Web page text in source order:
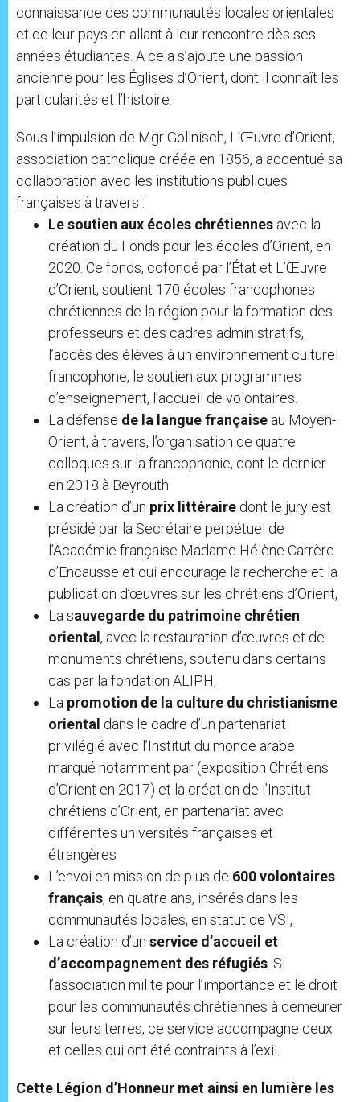
connaissance des communautés locales orientales
et de leur pays en allant à leur rencontre dès ses
années étudiantes. A cela s’ajoute une passion
ancienne pour les Églises d’Orient, dont il connaît les
particularités et l’histoire.
Sous l’impulsion de Mgr Gollnisch, L’Œuvre d’Orient,
association catholique créée en 1856, a accentué sa
collaboration avec les institutions publiques
françaises à travers :
Le soutien aux écoles chrétiennes avec la
création du Fonds pour les écoles d’Orient, en
2020. Ce fonds, cofondé par l’État et L’Œuvre
d’Orient, soutient 170 écoles francophones
chrétiennes de la région pour la formation des
professeurs et des cadres administratifs,
l’accès des élèves à un environnement culturel
francophone, le soutien aux programmes
d’enseignement, l’accueil de volontaires.
La défense de la langue française au Moyen-
Orient, à travers, l’organisation de quatre
colloques sur la francophonie, dont le dernier
en 2018 à Beyrouth
La création d’un prix littéraire dont le jury est
présidé par la Secrétaire perpétuel de
l’Académie française Madame Hélène Carrère
d’Encausse et qui encourage la recherche et la
publication d’œuvres sur les chrétiens d’Orient,
La sauvegarde du patrimoine chrétien
oriental, avec la restauration d’œuvres et de
monuments chrétiens, soutenu dans certains
cas par la fondation ALIPH,
La promotion de la culture du christianisme
oriental dans le cadre d’un partenariat
privilégié avec l’Institut du monde arabe
marqué notamment par (exposition Chrétiens
d’Orient en 2017) et la création de l’Institut
chrétiens d’Orient, en partenariat avec
différentes universités françaises et
étrangères
L’envoi en mission de plus de 600 volontaires
français, en quatre ans, insérés dans les
communautés locales, en statut de VSI,
La création d’un service d’accueil et
d’accompagnement des réfugiés . Si
l’association milite pour l’importance et le droit
pour les communautés chrétiennes à demeurer
sur leurs terres, ce service accompagne ceux
et celles qui ont été contraints à l’exil.
Cette Légion d’Honneur met ainsi en lumière les